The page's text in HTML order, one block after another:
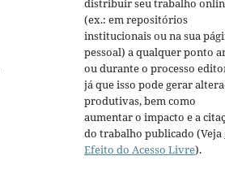
distribuir seu trabalho
(ex.: em repositórios
institucionais ou na sua
pessoal) a qualquer ponto
ou durante o processo
já que isso pode gerar
produtivas, bem como
aumentar o impacto e a
do trabalho publicado (Veja
Efeito do Acesso Livre).